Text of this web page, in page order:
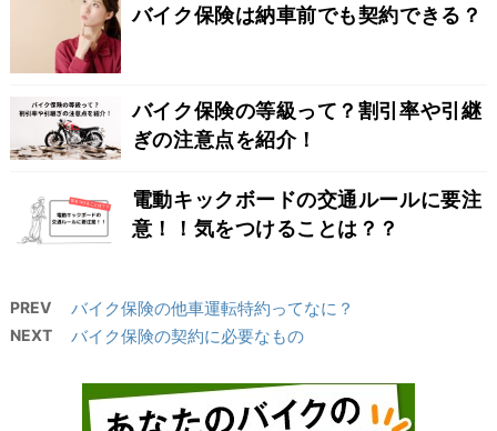
バイク保険は納車前でも契約できる？
バイク保険の等級って？割引率や引継
ぎの注意点を紹介！
電動キックボードの交通ルールに要注
意！！気をつけることは？？
PREV バイク保険の他車運転特約ってなに？
NEXT バイク保険の契約に必要なもの